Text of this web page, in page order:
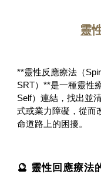
靈
**靈性反應療法（
SRT）**是一種靈性
Self）連結，找出並
式或業力障礙，從而
命道路上的困擾。
🔮 靈性回應療法